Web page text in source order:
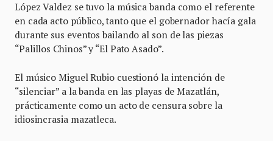
López Valdez se tuvo la música banda como el referente
en cada acto público, tanto que el gobernador hacía gala
durante sus eventos bailando al son de las piezas
“Palillos Chinos” y “El Pato Asado”.
El músico Miguel Rubio cuestionó la intención de
“silenciar” a la banda en las playas de Mazatlán,
prácticamente como un acto de censura sobre la
idiosincrasia mazatleca.